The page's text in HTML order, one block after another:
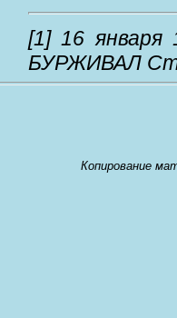
[1]16 января
БУРЖИВАЛ
Копирование